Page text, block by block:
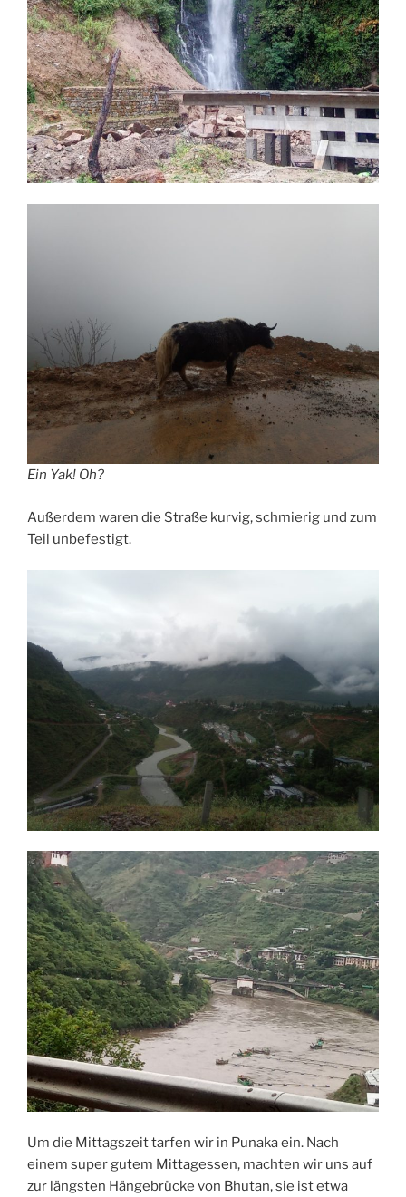
Ein Yak! Oh?
Außerdem waren die Straße kurvig, schmierig und zum
Teil unbefestigt.
Um die Mittagszeit tarfen wir in Punaka ein. Nach
einem super gutem Mittagessen, machten wir uns auf
zur längsten Hängebrücke von Bhutan, sie ist etwa